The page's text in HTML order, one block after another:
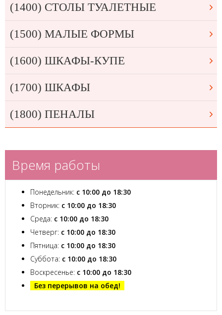
(1400) СТОЛЫ ТУАЛЕТНЫЕ
(1500) МАЛЫЕ ФОРМЫ
(1600) ШКАФЫ-КУПЕ
(1700) ШКАФЫ
(1800) ПЕНАЛЫ
Время работы
Понедельник: с 10:00 до 18:30
Вторник: с 10:00 до 18:30
Среда: с 10:00 до 18:30
Четверг: с 10:00 до 18:30
Пятница: с 10:00 до 18:30
Суббота: с 10:00 до 18:30
Воскресенье: с 10:00 до 18:30
Без перерывов на обед!